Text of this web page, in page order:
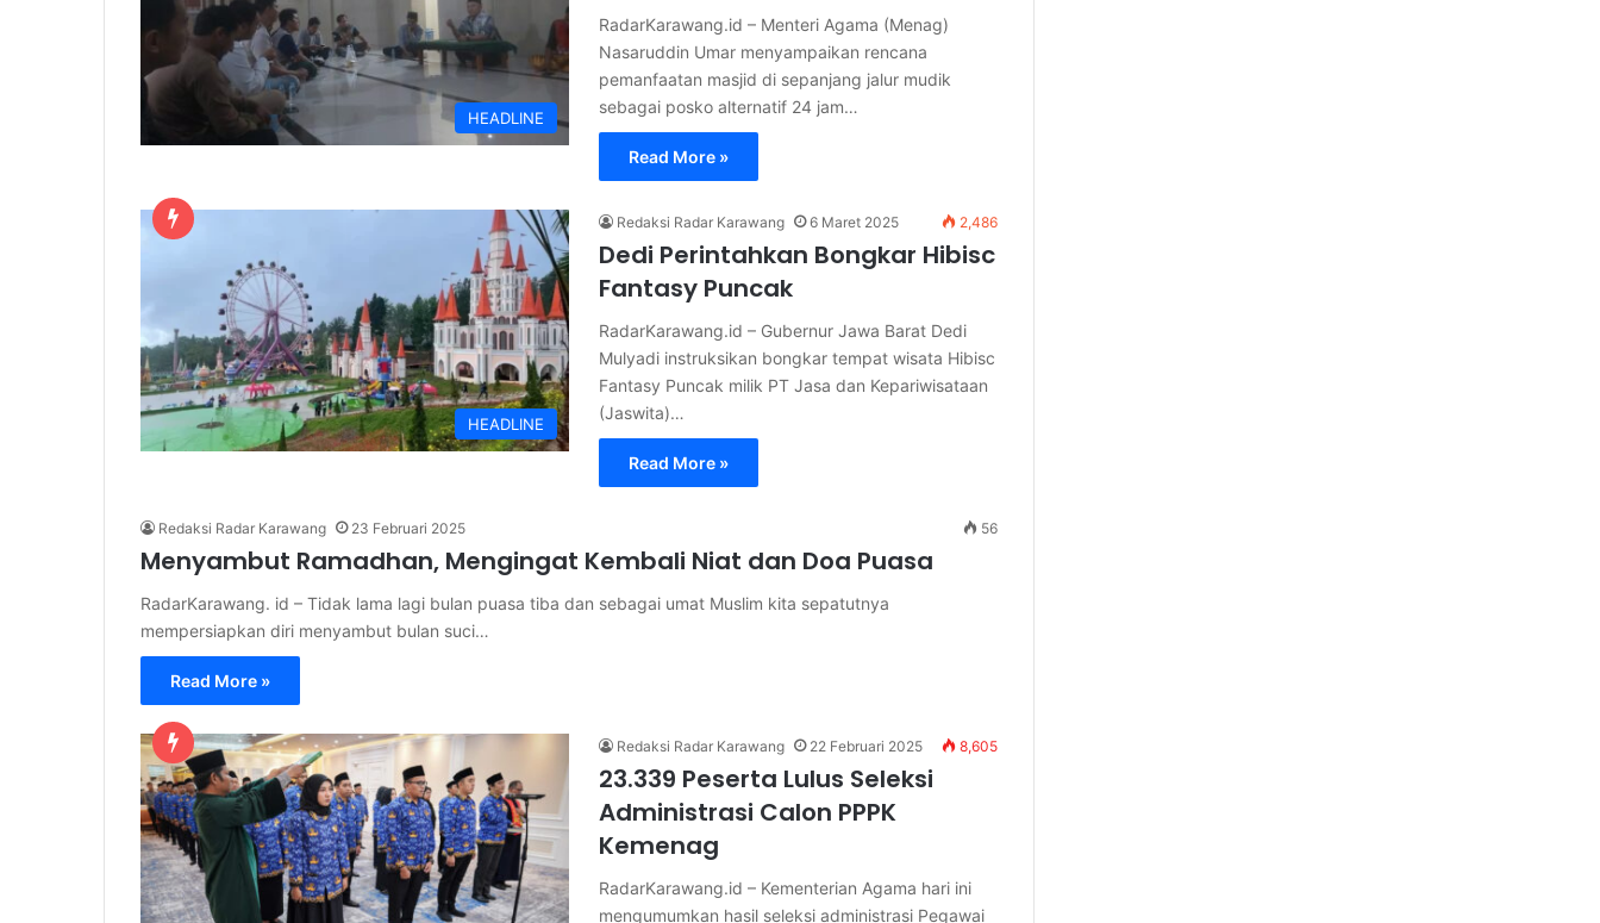
HEADLINE
RadarKarawang.id – Menteri Agama (Menag)
Nasaruddin Umar menyampaikan rencana
pemanfaatan masjid di sepanjang jalur mudik
sebagai posko alternatif 24 jam…
Read More »
HEADLINE
Redaksi Radar Karawang 6 Maret 2025 2,486
Dedi Perintahkan Bongkar Hibisc
Fantasy Puncak
RadarKarawang.id – Gubernur Jawa Barat Dedi
Mulyadi instruksikan bongkar tempat wisata Hibisc
Fantasy Puncak milik PT Jasa dan Kepariwisataan
(Jaswita)…
Read More »
Redaksi Radar Karawang 23 Februari 2025 56
Menyambut Ramadhan, Mengingat Kembali Niat dan Doa Puasa
RadarKarawang. id – Tidak lama lagi bulan puasa tiba dan sebagai umat Muslim kita sepatutnya
mempersiapkan diri menyambut bulan suci…
Read More »
Redaksi Radar Karawang 22 Februari 2025 8,605
23.339 Peserta Lulus Seleksi
Administrasi Calon PPPK
Kemenag
RadarKarawang.id – Kementerian Agama hari ini
mengumumkan hasil seleksi administrasi Pegawai